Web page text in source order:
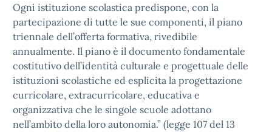
Ogni istituzione scolastica predispone, con la
partecipazione di tutte le sue componenti, il piano
triennale dell’offerta formativa, rivedibile
annualmente. Il piano è il documento fondamentale
costitutivo dell’identità culturale e progettuale delle
istituzioni scolastiche ed esplicita la progettazione
curricolare, extracurricolare, educativa e
organizzativa che le singole scuole adottano
nell’ambito della loro autonomia.” (legge 107 del 13